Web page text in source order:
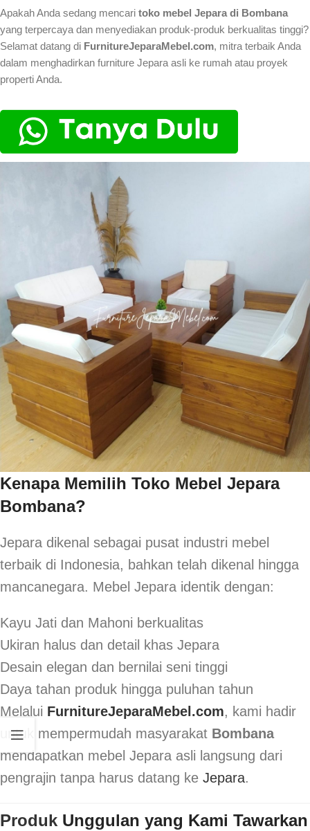
Apakah Anda sedang mencari toko mebel Jepara di Bombana
yang terpercaya dan menyediakan produk-produk berkualitas tinggi?
Selamat datang di FurnitureJeparaMebel.com, mitra terbaik Anda
dalam menghadirkan furniture Jepara asli ke rumah atau proyek
properti Anda.
Kenapa Memilih Toko Mebel Jepara
Bombana?
Jepara dikenal sebagai pusat industri mebel
terbaik di Indonesia, bahkan telah dikenal hingga
mancanegara. Mebel Jepara identik dengan:
Kayu Jati dan Mahoni berkualitas
Ukiran halus dan detail khas Jepara
Desain elegan dan bernilai seni tinggi
Daya tahan produk hingga puluhan tahun
Melalui FurnitureJeparaMebel.com, kami hadir
untuk mempermudah masyarakat Bombana
mendapatkan mebel Jepara asli langsung dari
pengrajin tanpa harus datang ke Jepara.
Produk Unggulan yang Kami Tawarkan